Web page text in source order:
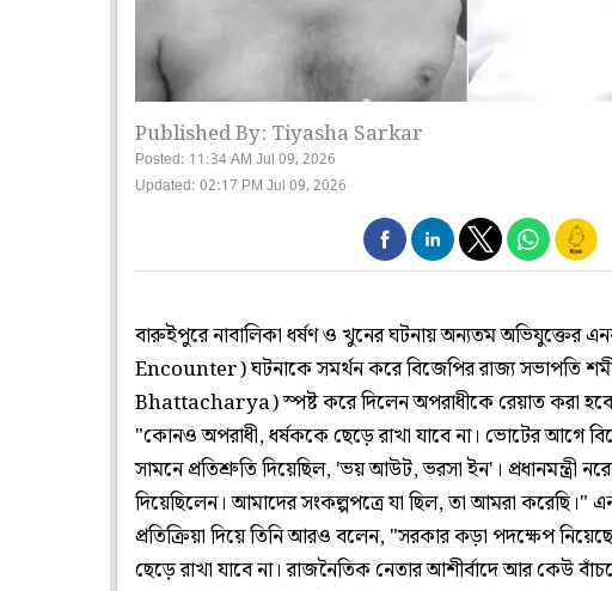
Published By: Tiyasha Sarkar
Posted: 11:34 AM Jul 09, 2026
Updated: 02:17 PM Jul 09, 2026
বারুইপুরে নাবালিকা ধর্ষণ ও খুনের ঘটনায় অন্যতম অভিযুক্তের
Encounter) ঘটনাকে সমর্থন করে বিজেপির রাজ্য সভাপতি
Bhattacharya) স্পষ্ট করে দিলেন অপরাধীকে রেয়াত করা হবে
"কোনও অপরাধী, ধর্ষককে ছেড়ে রাখা যাবে না। ভোটের আগে
সামনে প্রতিশ্রুতি দিয়েছিল, 'ভয় আউট, ভরসা ইন'। প্রধানমন্ত্রী
দিয়েছিলেন। আমাদের সংকল্পপত্রে যা ছিল, তা আমরা করেছি।"
প্রতিক্রিয়া দিয়ে তিনি আরও বলেন, "সরকার কড়া পদক্ষেপ
ছেড়ে রাখা যাবে না। রাজনৈতিক নেতার আশীর্বাদে আর কেউ